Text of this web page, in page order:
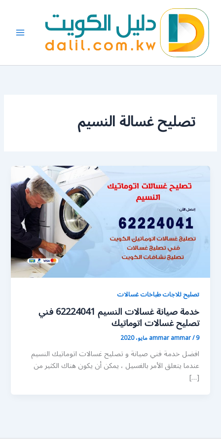
المحتوى
تصليح غسالة النسيم
تصليح ثلاجات طباخات غسالات
خدمة صيانة غسالات النسيم 62224041 فني
تصليح غسالات اتوماتيك
ammar ammar/9 مايو، 2020
افضل خدمة فني صيانة و تصليح غسالات اتوماتيك النسيم
عندما يتعلق الأمر بالغسيل ، يمكن أن يكون هناك الكثير من
[…]